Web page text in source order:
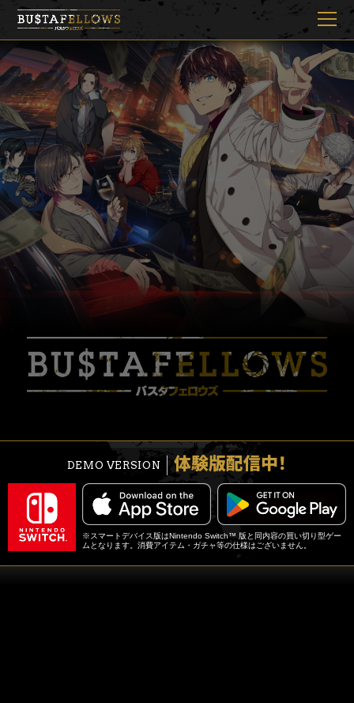
DEMO VERSION 体験版配信中！
※スマートデバイス版はNintendo Switch™ 版と同内容の買い切り型ゲー
ムとなります。消費アイテム・ガチャ等の仕様はございません。